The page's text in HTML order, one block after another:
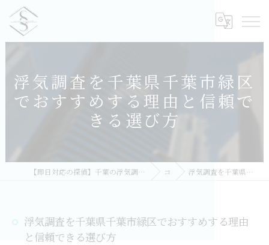
浮気調査を千葉県千葉市緑区
でおすすめする理由と信頼で
きる選び方
【即日対応の探偵】千葉の浮気調査｜相談無料・比較しておすすめ／総合探偵社シークレットシャドー 千葉オフィス コラム 浮気調査を千葉県千葉市緑区でおすすめする理由と信頼できる選び方
浮気調査を千葉県千葉市緑区でおすすめする理由
と信頼できる選び方